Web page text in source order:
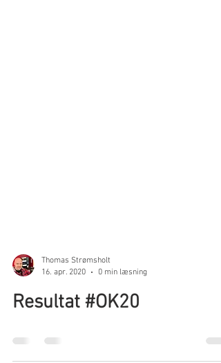
Thomas Strømsholt
16. apr. 2020
0 min læsning
Resultat #OK20